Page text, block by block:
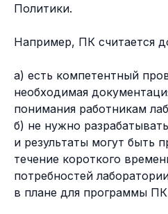
Политики.
Например, ПК считается
а) есть компетентный
необходимая
понимания работникам
б) не нужно
и результаты могут быть
течение короткого
потребностей
в плане для программы